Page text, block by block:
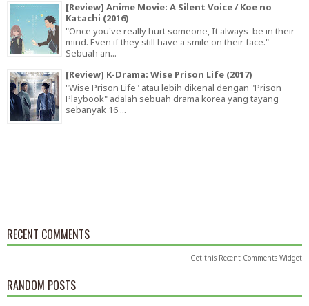
[Review] Anime Movie: A Silent Voice / Koe no
Katachi (2016)
"Once you've really hurt someone, It always be in their
mind. Even if they still have a smile on their face."
Sebuah an...
[Review] K-Drama: Wise Prison Life (2017)
"Wise Prison Life" atau lebih dikenal dengan "Prison
Playbook" adalah sebuah drama korea yang tayang
sebanyak 16 ...
RECENT COMMENTS
Get this Recent Comments Widget
RANDOM POSTS